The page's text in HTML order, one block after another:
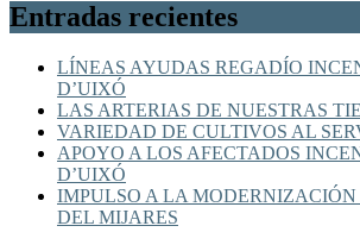
Entradas recientes
LÍNEAS AYUDAS REGADÍO
D’UIXÓ
LAS ARTERIAS DE NUESTRAS
VARIEDAD DE CULTIVOS AL
APOYO A LOS AFECTADOS
D’UIXÓ
IMPULSO A LA MODERNIZACIÓN
DEL MIJARES